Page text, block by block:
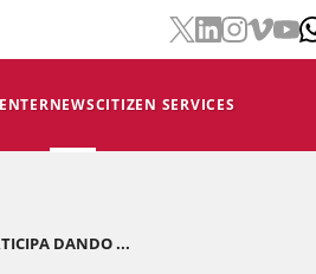
NEWSCITIZEN SERVICES
DANDO ...